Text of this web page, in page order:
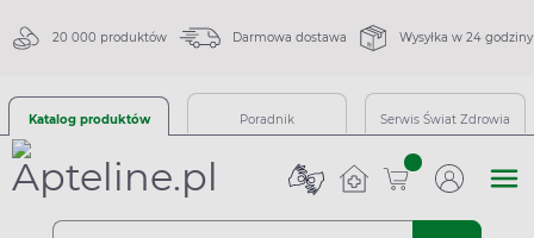
20 000 produktów Darmowa dostawa Wysyłka w 24 godziny
Katalog produktów Poradnik Serwis Świat Zdrowia
sztuk